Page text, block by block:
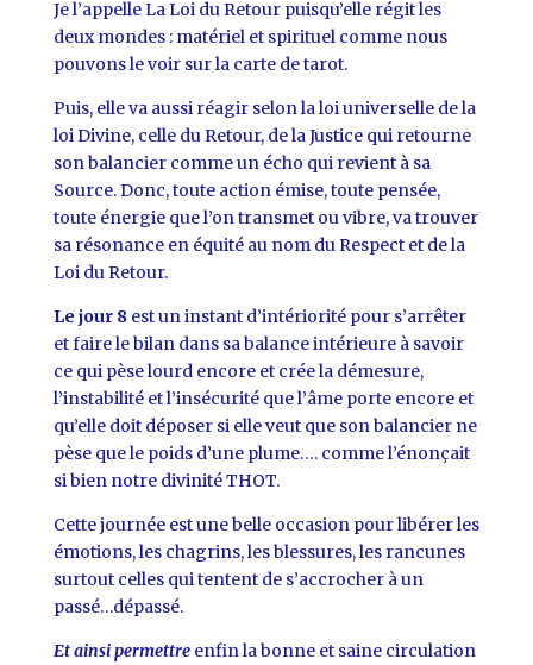
Je l’appelle La Loi du Retour puisqu’elle régit les
deux mondes : matériel et spirituel comme nous
pouvons le voir sur la carte de tarot.
Puis, elle va aussi réagir selon la loi universelle de la
loi Divine, celle du Retour, de la Justice qui retourne
son balancier comme un écho qui revient à sa
Source. Donc, toute action émise, toute pensée,
toute énergie que l’on transmet ou vibre, va trouver
sa résonance en équité au nom du Respect et de la
Loi du Retour.
Le jour 8est un instant d’intériorité pour s’arrêter
et faire le bilan dans sa balance intérieure à savoir
ce qui pèse lourd encore et crée la démesure,
l’instabilité et l’insécurité que l’âme porte encore et
qu’elle doit déposer si elle veut que son balancier ne
pèse que le poids d’une plume…. comme l’énonçait
si bien notre divinité THOT.
Cette journée est une belle occasion pour libérer les
émotions, les chagrins, les blessures, les rancunes
surtout celles qui tentent de s’accrocher à un
passé…dépassé.
Et ainsi permettreenfin la bonne et saine circulation